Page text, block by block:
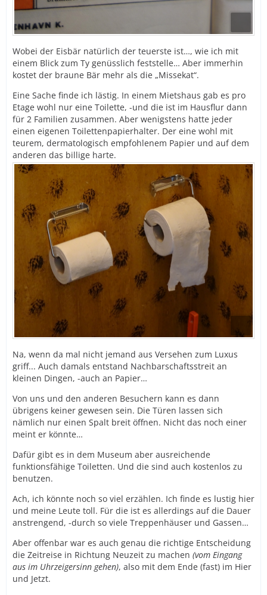
Wobei der Eisbär natürlich der teuerste ist…, wie ich mit
einem Blick zum Ty genüsslich feststelle… Aber immerhin
kostet der braune Bär mehr als die „Missekat“.
Eine Sache finde ich lästig. In einem Mietshaus gab es pro
Etage wohl nur eine Toilette, -und die ist im Hausflur dann
für 2 Familien zusammen. Aber wenigstens hatte jeder
einen eigenen Toilettenpapierhalter. Der eine wohl mit
teurem, dermatologisch empfohlenem Papier und auf dem
anderen das billige harte.
Na, wenn da mal nicht jemand aus Versehen zum Luxus
griff... Auch damals entstand Nachbarschaftsstreit an
kleinen Dingen, -auch an Papier…
Von uns und den anderen Besuchern kann es dann
übrigens keiner gewesen sein. Die Türen lassen sich
nämlich nur einen Spalt breit öffnen. Nicht das noch einer
meint er könnte…
Dafür gibt es in dem Museum aber ausreichende
funktionsfähige Toiletten. Und die sind auch kostenlos zu
benutzen.
Ach, ich könnte noch so viel erzählen. Ich finde es lustig hier
und meine Leute toll. Für die ist es allerdings auf die Dauer
anstrengend, -durch so viele Treppenhäuser und Gassen…
Aber offenbar war es auch genau die richtige Entscheidung
die Zeitreise in Richtung Neuzeit zu machen (vom Eingang
aus im Uhrzeigersinn gehen), also mit dem Ende (fast) im Hier
und Jetzt.